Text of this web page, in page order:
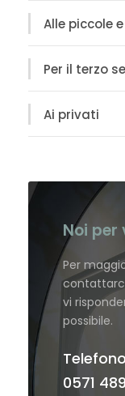
Alle piccole
Per il terzo
Ai privati
Noi per
Per
vi
possibile.
Telefono
0571